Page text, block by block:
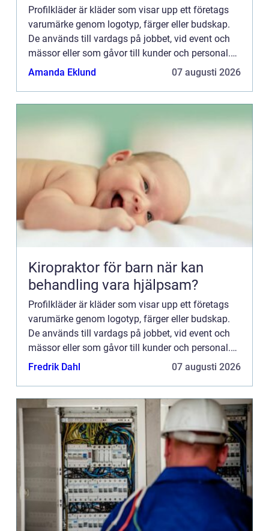
Profilkläder är kläder som visar upp ett företags
varumärke genom logotyp, färger eller budskap.
De används till vardags på jobbet, vid event och
mässor eller som gåvor till kunder och personal.
Gen...
Amanda Eklund 07 augusti 2026
Kiropraktor för barn när kan
behandling vara hjälpsam?
Profilkläder är kläder som visar upp ett företags
varumärke genom logotyp, färger eller budskap.
De används till vardags på jobbet, vid event och
mässor eller som gåvor till kunder och personal.
Gen...
Fredrik Dahl 07 augusti 2026